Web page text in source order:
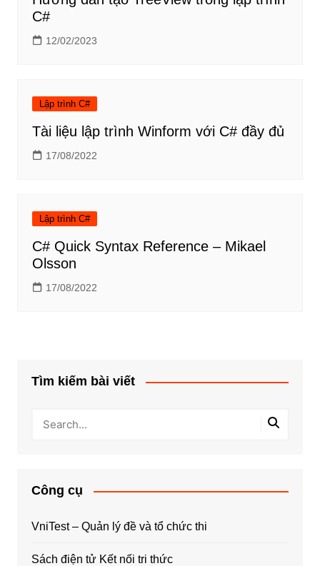
C#
12/02/2023
Lập trình C#
Tài liệu lập trình Winform với C# đầy đủ
17/08/2022
Lập trình C#
C# Quick Syntax Reference – Mikael
Olsson
17/08/2022
Tìm kiếm bài viết
Công cụ
VniTest – Quản lý đề và tổ chức thi
Sách điện tử Kết nối tri thức